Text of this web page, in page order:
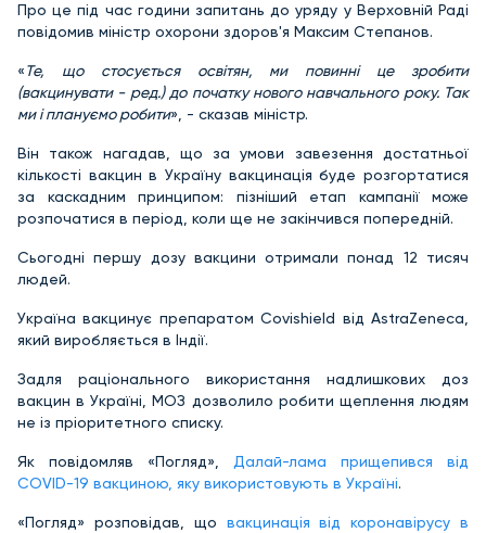
Про це під час години запитань до уряду у Верховній Раді
повідомив міністр охорони здоров'я Максим Степанов.
«Те, що стосується освітян, ми повинні це зробити
(вакцинувати - ред.) до початку нового навчального року. Так
ми і плануємо робити», - сказав міністр.
Він також нагадав, що за умови завезення достатньої
кількості вакцин в Україну вакцинація буде розгортатися
за каскадним принципом: пізніший етап кампанії може
розпочатися в період, коли ще не закінчився попередній.
Сьогодні першу дозу вакцини отримали понад 12 тисяч
людей.
Україна вакцинує препаратом Covishield від AstraZeneca,
який виробляється в Індії.
Задля раціонального використання надлишкових доз
вакцин в Україні, МОЗ дозволило робити щеплення людям
не із пріоритетного списку.
Як повідомляв «Погляд», Далай-лама прищепився від
COVID-19 вакциною, яку використовують в Україні.
«Погляд» розповідав, що вакцинація від коронавірусу в